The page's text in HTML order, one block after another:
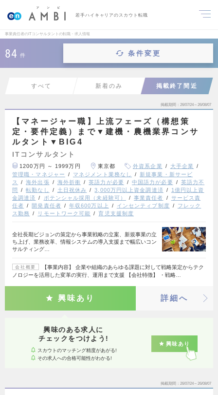
若手ハイキャリアのスカウト転職
事業責任者のITコンサルタントの転職・求人情報
84 件 条件変更
すべて 新着のみ 掲載終了間近
掲載期間 26/07/24～26/08/07
【マネージャー職】上流フェーズ（構想策
定・要件定義）まで▼建機・農機業界コンサ
ルタント▼BIG4
ITコンサルタント
1200万円 ～ 1999万円 東京都 外資系企業
大手企業
管理職・マネジャー
マネジメント業務なし
新規事業・新サービ
ス
海外出張 海外折衝 英語力が必要 中国語力が必要
英語力不
問
転勤なし 土日祝休み 3,000万円以上資金調達済
1億円以上資
金調達済
ポテンシャル採用（未経験可） 事業責任者
サービス責
任者
開発責任者 年収600万以上 インセンティブ制度
フレック
ス勤務
リモートワーク可能 育児支援制度
全社長期ビジョンの策定から事業戦略の立案、新規事業の立
ち上げ、業務改革、情報システムの導入支援まで幅広いコン
サルティング…
会社概要
【事業内容】 企業や組織のあらゆる課題に対して戦略策定からテク
ノロジーを活用した変革の実行、運用まで支援 【会社特徴】 ・戦略…
興味あり 詳細へ
興味のある求人に
チェックをつけよう!
スカウトのマッチング精度があがる!
その求人への合格可能性がわかる!
興味あり
掲載期間 26/07/24～26/08/07